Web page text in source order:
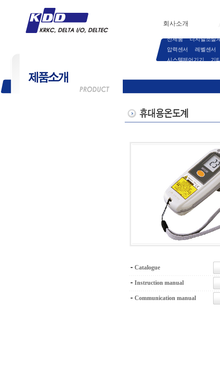
회사소개
신제품
디지털조절
압력센서
레벨센서
시스템제어기기
기
Catalogue
Instruction manual
Communication manual